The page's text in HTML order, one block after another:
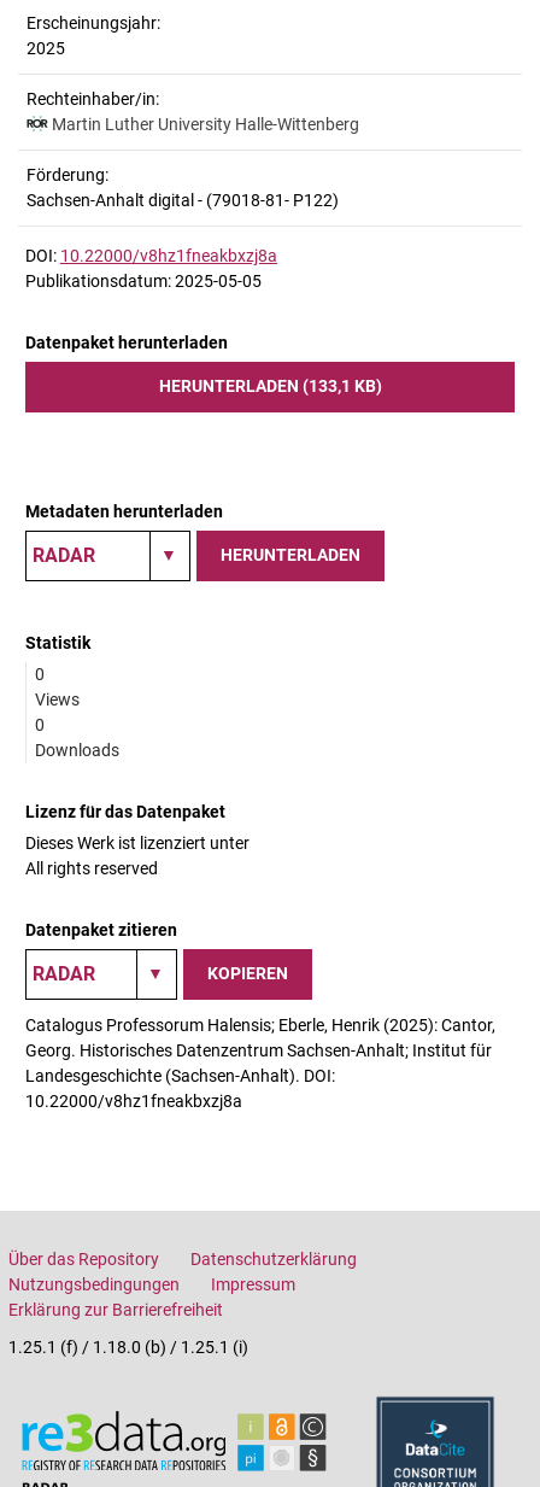
Erscheinungsjahr:
2025
Rechteinhaber/in:
Martin Luther University Halle-Wittenberg
Förderung:
Sachsen-Anhalt digital - (79018-81- P122)
DOI: 10.22000/v8hz1fneakbxzj8a
Publikationsdatum: 2025-05-05
Datenpaket herunterladen
HERUNTERLADEN (133,1 KB)
Metadaten herunterladen
HERUNTERLADEN
Statistik
0
Views
0
Downloads
Lizenz für das Datenpaket
Dieses Werk ist lizenziert unter
All rights reserved
Datenpaket zitieren
KOPIEREN
Catalogus Professorum Halensis; Eberle, Henrik (2025): Cantor,
Georg. Historisches Datenzentrum Sachsen-Anhalt; Institut für
Landesgeschichte (Sachsen-Anhalt). DOI:
10.22000/v8hz1fneakbxzj8a
Über das Repository
Datenschutzerklärung
Nutzungsbedingungen
Impressum
Erklärung zur Barrierefreiheit
1.25.1 (f) / 1.18.0 (b) / 1.25.1 (i)